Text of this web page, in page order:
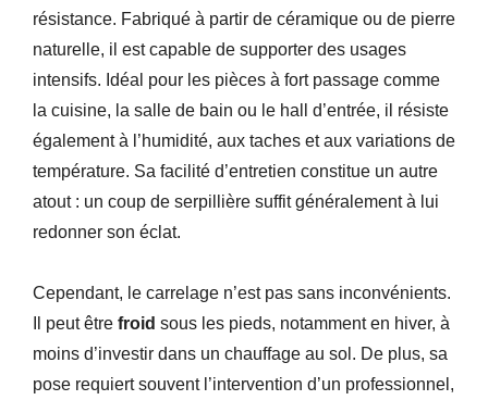
résistance. Fabriqué à partir de céramique ou de pierre
naturelle, il est capable de supporter des usages
intensifs. Idéal pour les pièces à fort passage comme
la cuisine, la salle de bain ou le hall d’entrée, il résiste
également à l’humidité, aux taches et aux variations de
température. Sa facilité d’entretien constitue un autre
atout : un coup de serpillière suffit généralement à lui
redonner son éclat.
Cependant, le carrelage n’est pas sans inconvénients.
Il peut être froid sous les pieds, notamment en hiver, à
moins d’investir dans un chauffage au sol. De plus, sa
pose requiert souvent l’intervention d’un professionnel,